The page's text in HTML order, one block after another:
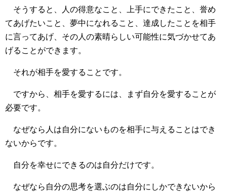
そうすると、人の得意なこと、上手にできたこと、誉め
てあげたいこと、夢中になれること、達成したことを相手
に言ってあげ、その人の素晴らしい可能性に気づかせてあ
げることができます。
それが相手を愛することです。
ですから、相手を愛するには、まず自分を愛することが
必要です。
なぜなら人は自分にないものを相手に与えることはでき
ないからです。
自分を幸せにできるのは自分だけです。
なぜなら自分の思考を選ぶのは自分にしかできないから